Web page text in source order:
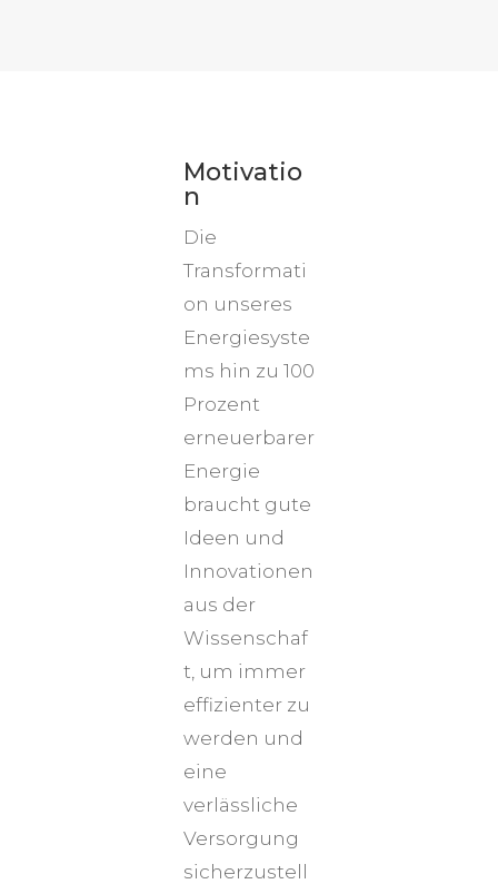
Motivatio
n
Die
Transformati
on unseres
Energiesyste
ms hin zu 100
Prozent
erneuerbarer
Energie
braucht gute
Ideen und
Innovationen
aus der
Wissenschaf
t, um immer
effizienter zu
werden und
eine
verlässliche
Versorgung
sicherzustell